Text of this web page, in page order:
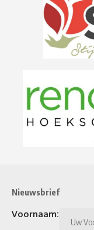
Nieuwsbrief
Voornaam: